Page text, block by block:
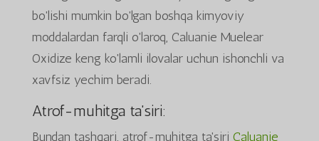
bo'lishi mumkin bo'lgan boshqa kimyoviy
moddalardan farqli o'laroq, Caluanie Muelear
Oxidize keng ko'lamli ilovalar uchun ishonchli va
xavfsiz yechim beradi.
Atrof-muhitga ta'siri:
Bundan tashqari, atrof-muhitga ta'siri Caluanie